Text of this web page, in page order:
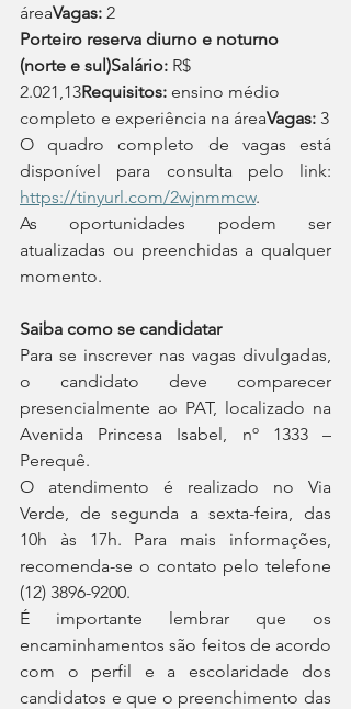
áreaVagas: 2
Porteiro reserva diurno e noturno
(norte e sul)Salário: R$
2.021,13Requisitos: ensino médio
completo e experiência na áreaVagas: 3
O quadro completo de vagas está
https://tinyurl.com/2wjnmmcw.
As oportunidades podem ser
atualizadas ou preenchidas a qualquer
momento.
Saiba como se candidatar
Para se inscrever nas vagas divulgadas,
o candidato deve comparecer
presencialmente ao PAT, localizado na
Avenida Princesa Isabel, nº 1333 –
Perequê.
O atendimento é realizado no Via
Verde, de segunda a sexta-feira, das
10h às 17h. Para mais informações,
recomenda-se o contato pelo telefone
(12) 3896-9200.
É importante lembrar que os
encaminhamentos são feitos de acordo
com o perfil e a escolaridade dos
candidatos e que o preenchimento das